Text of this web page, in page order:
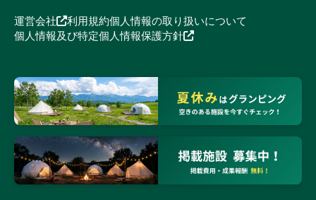
運営会社 利用規約個人情報の取り扱いについて
個人情報及び特定個人情報保護方針